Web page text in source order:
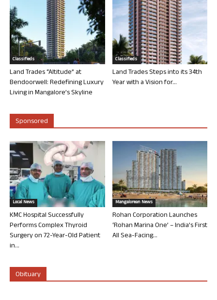
Classifieds
Land Trades “Altitude” at
Bendoorwell: Redefining Luxury
Living in Mangalore’s Skyline
Classifieds
Land Trades Steps into its 34th
Year with a Vision for...
Sponsored
Local News
KMC Hospital Successfully
Performs Complex Thyroid
Surgery on 72-Year-Old Patient
in...
Mangalorean News
Rohan Corporation Launches
‘Rohan Marina One’ – India’s First
All Sea-Facing...
Obituary